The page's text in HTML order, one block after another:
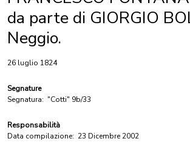
da parte di GIORGIO
Neggio.
26 luglio 1824
Segnature
Segnatura: "Cotti" 9b/33
Responsabilità
Data compilazione: 23 Dicembre 2002